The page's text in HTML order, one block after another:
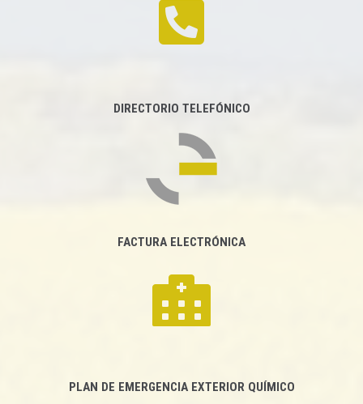
DIRECTORIO TELEFÓNICO
FACTURA ELECTRÓNICA
PLAN DE EMERGENCIA EXTERIOR QUÍMICO